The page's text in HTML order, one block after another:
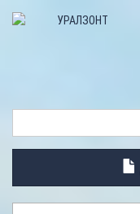
ТОВАРА
ПАЛАТОК